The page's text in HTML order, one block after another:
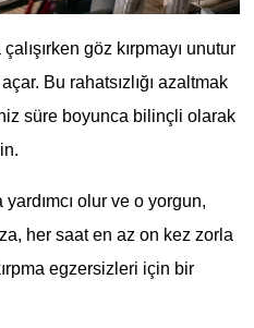
göz kırpmayı unutur
Bu rahatsızlığı azaltmak
süre boyunca bilinçli olarak
olur ve o yorgun,
her saat en az on kez zorla
egzersizleri için bir